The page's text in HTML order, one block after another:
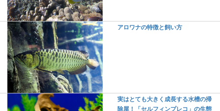
アロワナの特徴と飼い方
実はとても大きく成長する水槽の掃
除屋！「セルフィンプレコ」の生態